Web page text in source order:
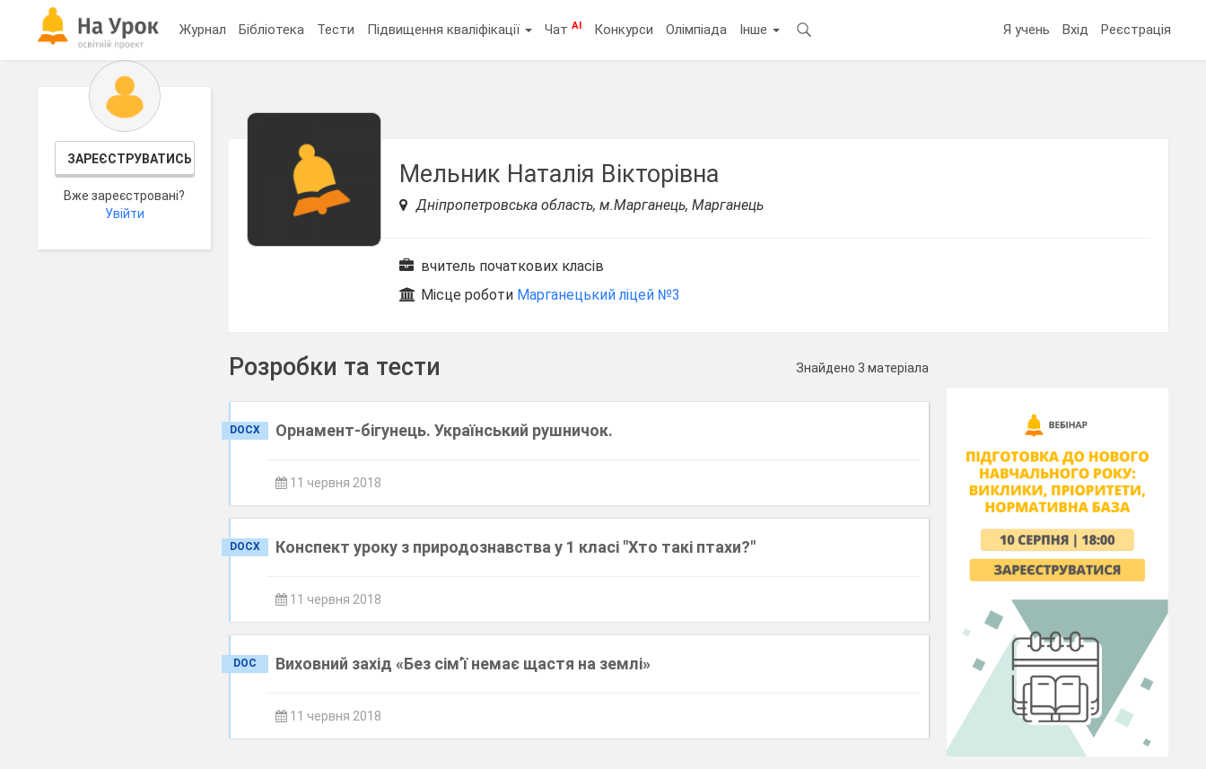
Журнал Бібліотека Тести Підвищення кваліфікації ЧатAI Конкурси Олімпіада Інше Я учень Вхід Реєстрація
ЗАРЕЄСТРУВАТИСЬ
Вже зареєстровані?
Увійти
Мельник Наталія Вікторівна
Дніпропетровська область, м.Марганець, Марганець
вчитель початкових класів
Місце роботи Марганецький ліцей №3
Розробки та тести Знайдено 3 матеріала
DOCX Орнамент-бігунець. Український рушничок.
11 червня 2018
DOCX Конспект уроку з природознавства у 1 класі "Хто такі птахи?"
11 червня 2018
DOC Виховний захід «Без сім’ї немає щастя на землі»
11 червня 2018